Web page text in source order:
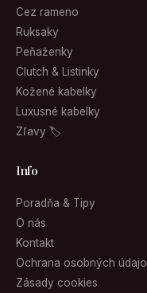
Cez rameno
Ruksaky
Peňaženky
Clutch & Listinky
Kožené kabelky
Luxusné kabelky
Zľavy 🏷
Info
Poradňa & Tipy
O nás
Kontakt
Ochrana osobných
Zásady cookies